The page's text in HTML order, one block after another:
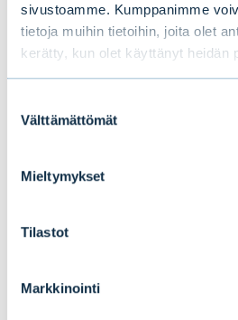
sivustoamme. Kumppanimme
tietoja muihin tietoihin, joita olet
kerätty, kun olet käyttänyt heidän
valinta
Välttämättömät
Mieltymykset
Tilastot
Markkinointi
Evlin
vuosipuoliskolla